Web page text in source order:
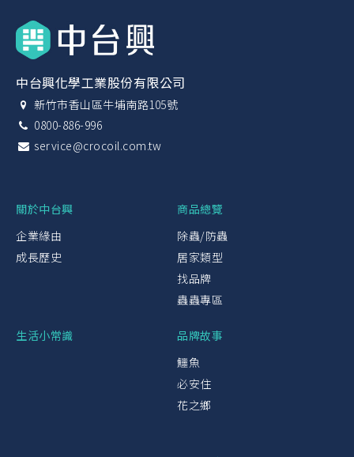
中台興化學工業股份有限公司
新竹市香山區牛埔南路105號
0800-886-996
service@crocoil.com.tw
關於中台興
企業緣由
成長歷史
商品總覽
除蟲/防蟲
居家類型
找品牌
蟲蟲專區
生活小常識
品牌故事
鱷魚
必安住
花之鄉